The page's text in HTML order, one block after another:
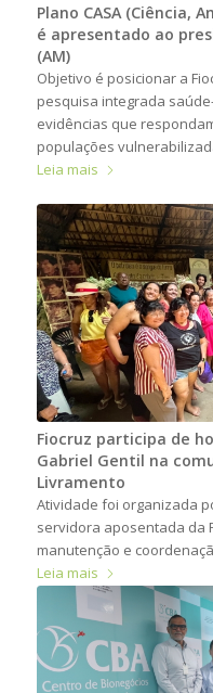
Plano CASA (Ciência,
é apresentado ao
(AM)
Objetivo é posicionar a
pesquisa integrada
evidências que
populações
Leia mais
Fiocruz participa de
Gabriel Gentil na
Livramento
Atividade foi organizada
servidora aposentada da
manutenção e
Leia mais